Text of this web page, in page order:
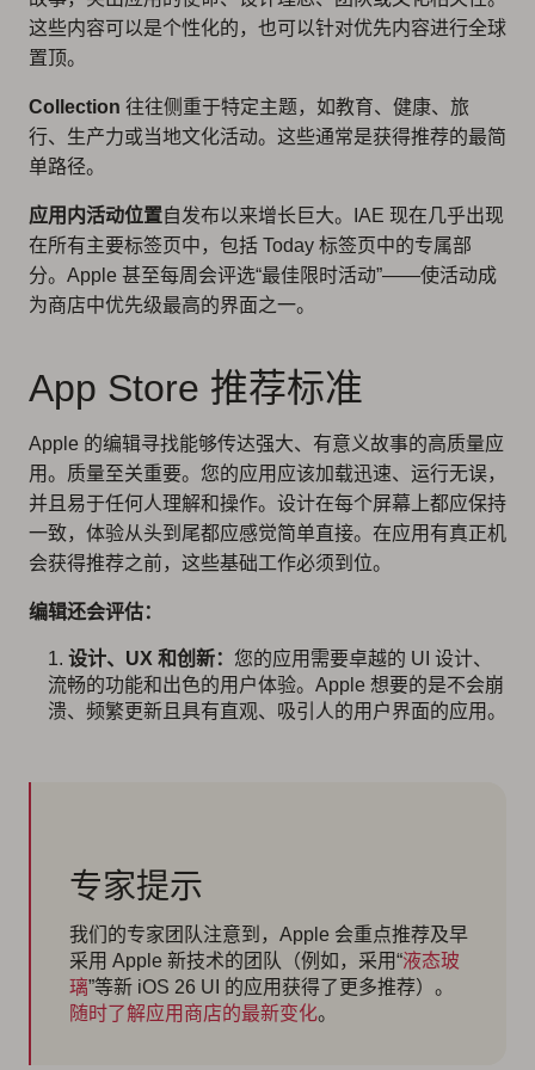
这些内容可以是个性化的，也可以针对优先内容进行全球
置顶。
Collection 往往侧重于特定主题，如教育、健康、旅
行、生产力或当地文化活动。这些通常是获得推荐的最简
单路径。
应用内活动位置自发布以来增长巨大。IAE 现在几乎出现
在所有主要标签页中，包括 Today 标签页中的专属部
分。Apple 甚至每周会评选“最佳限时活动”——使活动成
为商店中优先级最高的界面之一。
App Store 推荐标准
Apple 的编辑寻找能够传达强大、有意义故事的高质量应
用。质量至关重要。您的应用应该加载迅速、运行无误，
并且易于任何人理解和操作。设计在每个屏幕上都应保持
一致，体验从头到尾都应感觉简单直接。在应用有真正机
会获得推荐之前，这些基础工作必须到位。
编辑还会评估：
设计、UX 和创新： 您的应用需要卓越的 UI 设计、
流畅的功能和出色的用户体验。Apple 想要的是不会崩
溃、频繁更新且具有直观、吸引人的用户界面的应用。
专家提示
我们的专家团队注意到，Apple 会重点推荐及早
采用 Apple 新技术的团队（例如，采用“液态玻
璃”等新 iOS 26 UI 的应用获得了更多推荐）。
随时了解应用商店的最新变化。